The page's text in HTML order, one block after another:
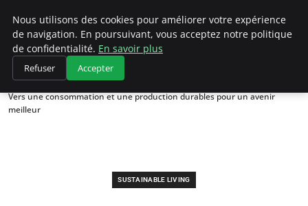
Climategatecountryclub.com
Accueil
Sustainable Living
Vers une consommation et une production durables pour un avenir
meilleur
SUSTAINABLE LIVING
Nous utilisons des cookies pour améliorer votre expérience
de navigation. En poursuivant, vous acceptez notre politique
de confidentialité. En savoir plus
Refuser Accepter